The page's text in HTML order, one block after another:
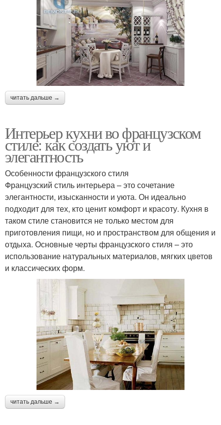
читать дальше →
Интерьер кухни во французском
стиле: как создать уют и
элегантность
Особенности французского стиля
Французский стиль интерьера – это сочетание
элегантности, изысканности и уюта. Он идеально
подходит для тех, кто ценит комфорт и красоту. Кухня в
таком стиле становится не только местом для
приготовления пищи, но и пространством для общения и
отдыха. Основные черты французского стиля – это
использование натуральных материалов, мягких цветов
и классических форм.
читать дальше →